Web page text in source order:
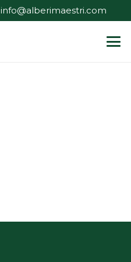
info@alberimaestri.com